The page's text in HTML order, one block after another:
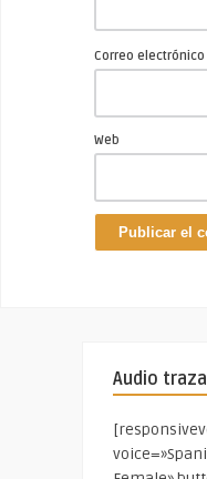
Correo electrónico
Web
Audio